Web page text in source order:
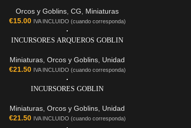
Orcos y Goblins CG
Miniaturas
€15.00 IVA INCLUIDO (cuando corresponda)
INCURSORES ARQUEROS GOBLIN
Miniaturas Orcos y Goblins Unidad
€21.50 IVA INCLUIDO (cuando corresponda)
INCURSORES GOBLIN
Miniaturas Orcos y Goblins Unidad
€21.50 IVA INCLUIDO (cuando corresponda)